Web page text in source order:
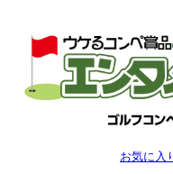
お気に入